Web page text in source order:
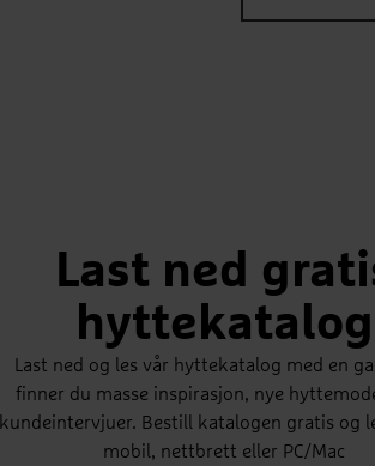
Last ned
hyttekatalog
Last ned og les vår hyttekatalog med en
finner du masse inspirasjon, nye
kundeintervjuer. Bestill katalogen gratis og
mobil, nettbrett eller PC/Mac